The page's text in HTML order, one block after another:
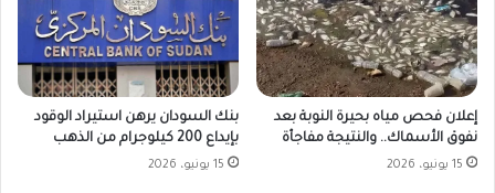
إعلان فحص مياه بحيرة النوبة بعد
نفوق الأسماك.. والنتيجة مفاجأة
15 يونيو، 2026
بنك السودان يرهن استيراد الوقود
بإيداع 200 كيلوجرام من الذهب
15 يونيو، 2026